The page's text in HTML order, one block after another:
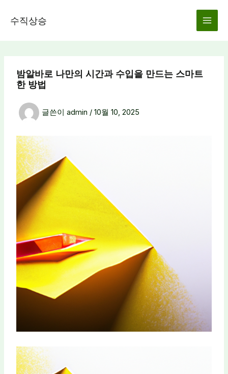
수직상승
밤알바로 나만의 시간과 수입을 만드는 스마트
한 방법
글쓴이 admin / 10월 10, 2025